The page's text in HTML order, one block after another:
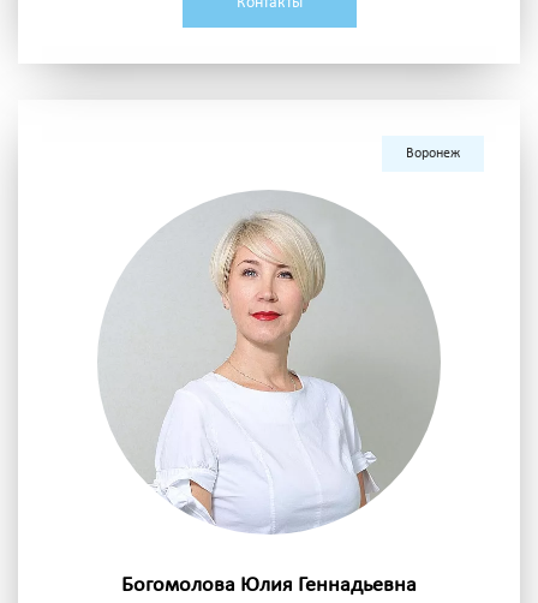
Воронеж
Богомолова Юлия Геннадьевна